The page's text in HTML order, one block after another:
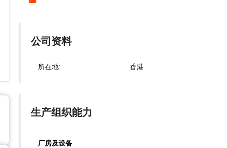
公司资料
所在地: 香港
生产组织能力
厂房及设备